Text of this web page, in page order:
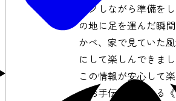
ワクしながら準備を
の地に足を運んだ瞬
かべ、家で見ていた
にして楽しんできまし
この情報が安心して
のお手伝いができる《